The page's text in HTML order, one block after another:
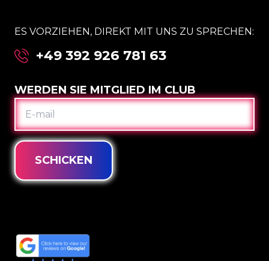
ES VORZIEHEN, DIREKT MIT UNS ZU SPRECHEN:
+49 392 926 781 63
WERDEN SIE MITGLIED IM CLUB
E-
MAIL
SCHICKEN